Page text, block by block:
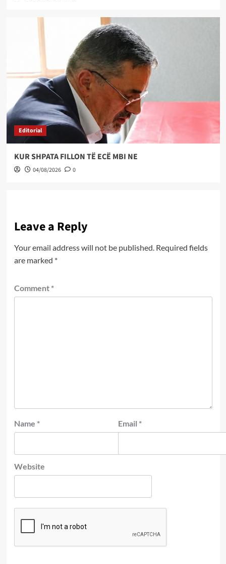
Editorial
KUR SHPATA FILLON TË ECË MBI NE
04/08/2026 0
Leave a Reply
Your email address will not be published. Required fields
are marked *
Comment *
Name * Email *
Website